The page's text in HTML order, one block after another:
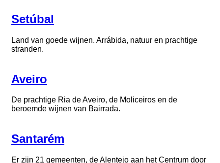
Setúbal
Land van goede wijnen. Arrábida, natuur en prachtige
stranden.
Aveiro
De prachtige Ria de Aveiro, de Moliceiros en de
beroemde wijnen van Bairrada.
Santarém
Er zijn 21 gemeenten, de Alentejo aan het Centrum door